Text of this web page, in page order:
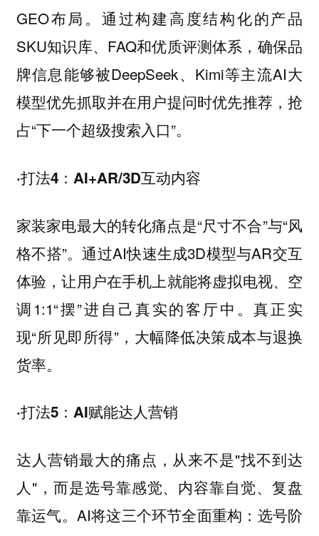
GEO布局。通过构建高度结构化的产品
SKU知识库、FAQ和优质评测体系，确保品
牌信息能够被DeepSeek、Kimi等主流AI大
模型优先抓取并在用户提问时优先推荐，抢
占“下一个超级搜索入口”。
·打法4：AI+AR/3D互动内容
家装家电最大的转化痛点是“尺寸不合”与“风
格不搭”。通过AI快速生成3D模型与AR交互
体验，让用户在手机上就能将虚拟电视、空
调1:1“摆”进自己真实的客厅中。真正实
现“所见即所得”，大幅降低决策成本与退换
货率。
·打法5：AI赋能达人营销
达人营销最大的痛点，从来不是"找不到达
人"，而是选号靠感觉、内容靠自觉、复盘
靠运气。AI将这三个环节全面重构：选号阶